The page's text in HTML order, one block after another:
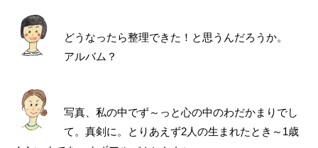
どうなったら整理できた！と思うんだろうか。
アルバム？
写真、私の中でず～っと心の中のわだかまりでし
て。真剣に。とりあえず2人の生まれたとき～1歳